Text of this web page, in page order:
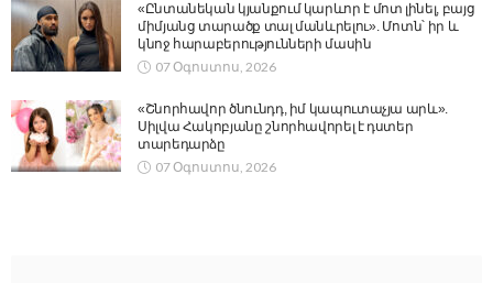
«Ընտանեկան կյանքում կարևոր է մոտ լինել, բայց
միմյանց տարածք տալ մանևրելու». Մոտն՝ իր և
կնոջ հարաբերությունների մասին
07 Օգոստոս, 2026
«Շնորհավոր ծնունդդ, իմ կապուտաչյա արև».
Սիլվա Հակոբյանը շնորհավորել է դստեր
տարեդարձը
07 Օգոստոս, 2026